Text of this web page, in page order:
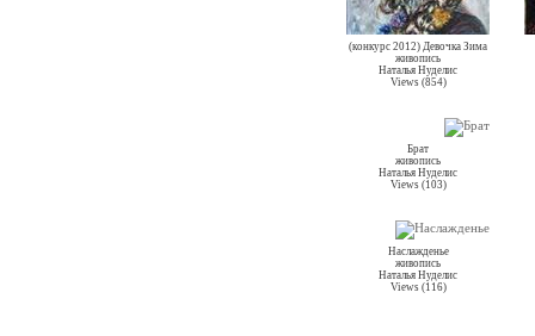
(конкурс 2012) Девочка Зима
живопись
Наталья Нуделис
Views (854)
Брат
живопись
Наталья Нуделис
Views (103)
Наслажденье
живопись
Наталья Нуделис
Views (116)